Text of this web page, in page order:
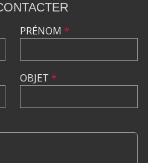
PRÉNOM *
OBJET *